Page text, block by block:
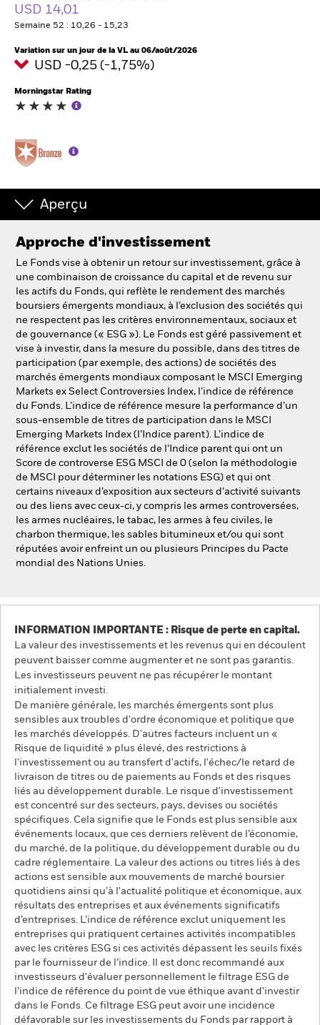
USD 14,01
Semaine 52 : 10,26 - 15,23
Variation sur un jour de la VL au 06/août/2026
USD -0,25 (-1,75%)
Morningstar Rating
Aperçu
Approche d'investissement
Le Fonds vise à obtenir un retour sur investissement, grâce à
une combinaison de croissance du capital et de revenu sur
les actifs du Fonds, qui reflète le rendement des marchés
boursiers émergents mondiaux, à l’exclusion des sociétés qui
ne respectent pas les critères environnementaux, sociaux et
de gouvernance (« ESG »). Le Fonds est géré passivement et
vise à investir, dans la mesure du possible, dans des titres de
participation (par exemple, des actions) de sociétés des
marchés émergents mondiaux composant le MSCI Emerging
Markets ex Select Controversies Index, l’indice de référence
du Fonds. L’indice de référence mesure la performance d’un
sous-ensemble de titres de participation dans le MSCI
Emerging Markets Index (l’Indice parent). L’indice de
référence exclut les sociétés de l’Indice parent qui ont un
Score de controverse ESG MSCI de 0 (selon la méthodologie
de MSCI pour déterminer les notations ESG) et qui ont
certains niveaux d’exposition aux secteurs d’activité suivants
ou des liens avec ceux-ci, y compris les armes controversées,
les armes nucléaires, le tabac, les armes à feu civiles, le
charbon thermique, les sables bitumineux et/ou qui sont
réputées avoir enfreint un ou plusieurs Principes du Pacte
mondial des Nations Unies.
INFORMATION IMPORTANTE : Risque de perte en capital.
La valeur des investissements et les revenus qui en découlent
peuvent baisser comme augmenter et ne sont pas garantis.
Les investisseurs peuvent ne pas récupérer le montant
initialement investi.
De manière générale, les marchés émergents sont plus
sensibles aux troubles d'ordre économique et politique que
les marchés développés. D'autres facteurs incluent un «
Risque de liquidité » plus élevé, des restrictions à
l'investissement ou au transfert d'actifs, l'échec/le retard de
livraison de titres ou de paiements au Fonds et des risques
liés au développement durable. Le risque d'investissement
est concentré sur des secteurs, pays, devises ou sociétés
spécifiques. Cela signifie que le Fonds est plus sensible aux
événements locaux, que ces derniers relèvent de l’économie,
du marché, de la politique, du développement durable ou du
cadre réglementaire. La valeur des actions ou titres liés à des
actions est sensible aux mouvements de marché boursier
quotidiens ainsi qu’à l'actualité politique et économique, aux
résultats des entreprises et aux événements significatifs
d’entreprises. L’indice de référence exclut uniquement les
entreprises qui pratiquent certaines activités incompatibles
avec les critères ESG si ces activités dépassent les seuils fixés
par le fournisseur de l’indice. Il est donc recommandé aux
investisseurs d'évaluer personnellement le filtrage ESG de
l’indice de référence du point de vue éthique avant d'investir
dans le Fonds. Ce filtrage ESG peut avoir une incidence
défavorable sur les investissements du Fonds par rapport à